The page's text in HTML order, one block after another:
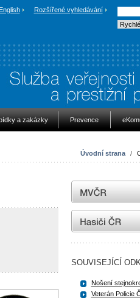
Rozšířené vyhledávání
a zakázky Prevence
Úvodní strana /
MVČR
internetové stránky
SOUVISEJÍCÍ
Nošení
Veterán Policie